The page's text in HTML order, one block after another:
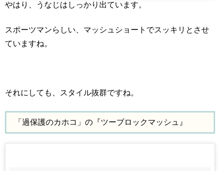
やはり、うなじはしっかり出ています。
スポーツマンらしい、マッシュショートでスッキリとさせ
ていますね。
それにしても、スタイル抜群ですね。
「過保護のカホコ」の『ツーブロックマッシュ』